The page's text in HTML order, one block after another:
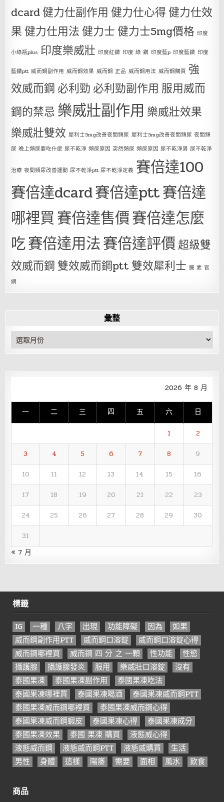
dcard健力仕副作用 健力仕心得健力仕效
果健力仕用法健力士健力士5mg價格 印度
小綠瓶plus 印度樂威壯 印度紅鑽 印度 綠 鑽 印度藍p 印度藍鑽 印度
藍鑽ptt 威而鋼副作用 威而鋼效果 威而鋼 正品 威而鋼用法 威而鋼購買 強
效威而鋼 必利勁 必利勁副作用 服用威而
鋼的禁忌 樂威壯副作用 樂威壯效果
樂威壯雙效 犀利士5mg改善夜間頻尿 犀利士5mg改善夜間頻尿 夜間頻
尿 晚上頻尿要吃什麼 尿不乾淨 頻尿原因 突然頻尿 頻尿原因 尿不乾淨男 尿不乾淨
治療 夜間頻尿改善運動 尿不乾淨ptt 尿不乾淨定義 賽倍達100
賽倍達dcard賽倍達ptt賽倍達
哪裡買賽倍達售價賽倍達怎麼
吃賽倍達用法賽倍達評價超級雙
效威而鋼 雙效威而鋼ptt 雙效犀利士 騰 素 官
網
彙整
彙
整
2026 年 8 月
一 二 三 四 五 六 日
1
2
3
4 5 6 7 8
9
10
11 12 13 14 15
16
17
18 19 20 21 22
23
24
25 26 27 28 29
30
31
« 7 月
標籤
IG 一種 八字 出現 功能障礙 因為
如果
威而鋼副作用PTT
威而鋼口溶錠
威而鋼口溶錠心得
威而鋼哪裡買
威而鋼 四 分 之 一顆 性功能
性慾
攝護腺
攝護腺發炎 服用 樂威壯口溶錠
沒有
泰國果凍
泰國果凍副作用
泰國果凍吃法
泰國果凍哪裡買
泰國果凍喝酒
泰國果凍威而鋼PTT
泰國果凍威而鋼哪裡買
泰國果凍威而鋼心得
泰國果凍威而鋼蝦皮
泰國果凍心得
泰國果凍成分
泰國果凍效果
泰國 果凍 購買
液態威心得
液態威而鋼
液態威而鋼PTT 液態威購買
生活
男性
身體 這樣 陽痿 需要 面相 風水 飲食
商品